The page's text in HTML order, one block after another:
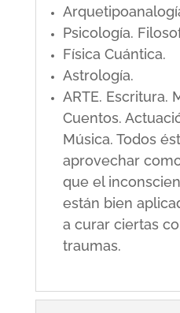
Psicología.
Física Cuántica.
Astrología.
ARTE. Escritura.
Cuentos.
Música. Todos
aprovechar
que el
están bien
a curar ciertas
traumas.